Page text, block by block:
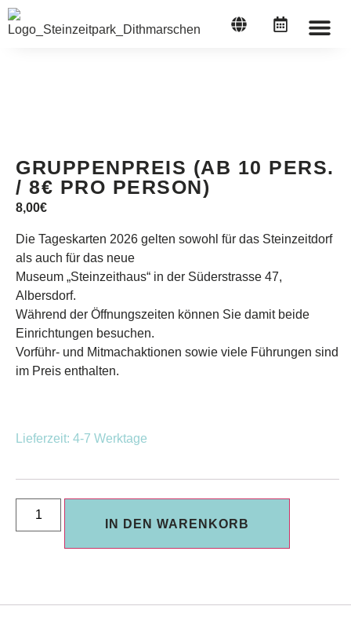
GRUPPENPREIS (AB 10 PERS.
/ 8€ PRO PERSON)
8,00€
Die Tageskarten 2026 gelten sowohl für das Steinzeitdorf
als auch für das neue
Museum „Steinzeithaus“ in der Süderstrasse 47,
Albersdorf.
Während der Öffnungszeiten können Sie damit beide
Einrichtungen besuchen.
Vorführ- und Mitmachaktionen sowie viele Führungen sind
im Preis enthalten.
Lieferzeit: 4-7 Werktage
IN DEN WARENKORB